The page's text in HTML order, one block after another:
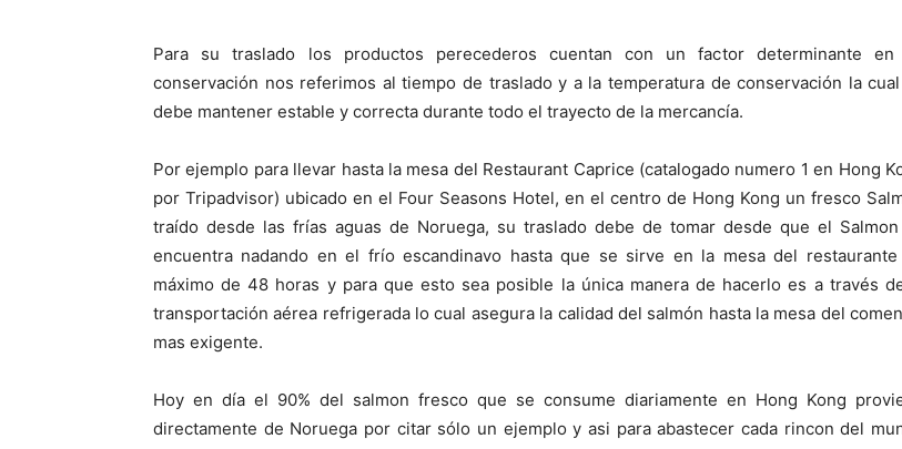
Para su traslado los productos perecederos cuentan con un factor determinante en
conservación nos referimos al tiempo de traslado y a la temperatura de conservación la
debe mantener estable y correcta durante todo el trayecto de la mercancía.
Por ejemplo para llevar hasta la mesa del Restaurant Caprice (catalogado numero 1 en Hong
por Tripadvisor) ubicado en el Four Seasons Hotel, en el centro de Hong Kong un fresco
traído desde las frías aguas de Noruega, su traslado debe de tomar desde que el
encuentra nadando en el frío escandinavo hasta que se sirve en la mesa del restaurante
máximo de 48 horas y para que esto sea posible la única manera de hacerlo es a través
transportación aérea refrigerada lo cual asegura la calidad del salmón hasta la mesa del
mas exigente.
Hoy en día el 90% del salmon fresco que se consume diariamente en Hong Kong
directamente de Noruega por citar sólo un ejemplo y asi para abastecer cada rincon del